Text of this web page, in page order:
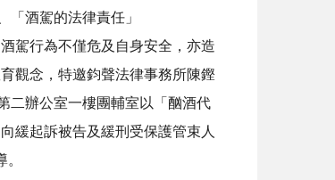
「酒駕的法律責任」
行為不僅危及自身安全，亦造
觀念，特邀鈞聲法律事務所陳鏗
二辦公室一樓團輔室以「酗酒代
緩起訴被告及緩刑受保護管束人
。